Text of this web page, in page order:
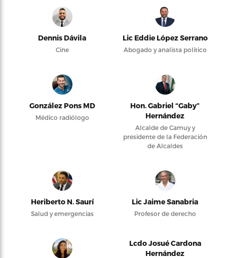
Dennis Dávila
Cine
Lic Eddie López Serrano
Abogado y analista político
González Pons MD
Médico radiólogo
Hon. Gabriel “Gaby”
Hernández
Alcalde de Camuy y
presidente de la Federación
de Alcaldes
Heriberto N. Saurí
Salud y emergencias
Lic Jaime Sanabria
Profesor de derecho
Lcdo Josué Cardona
Hernández